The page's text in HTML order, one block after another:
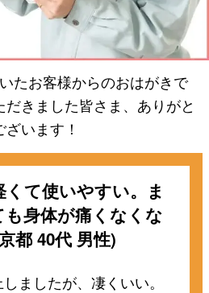
たお客様からのおはがきで
きました皆さま、ありがと
ざいます！
くて使いやすい。ま
も身体が痛くなくな
都 40代 男性)
ましたが、凄くいい。